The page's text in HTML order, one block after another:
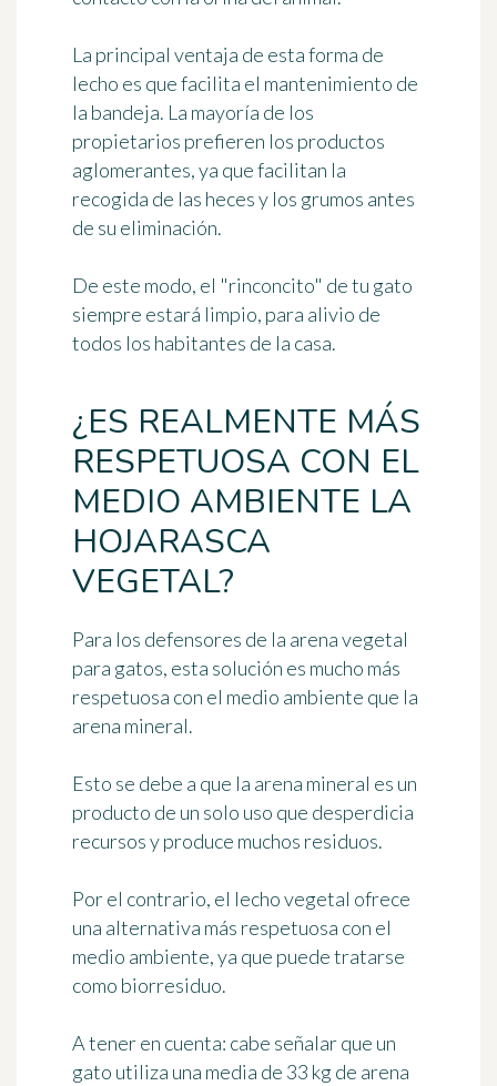
La principal ventaja de esta forma de
lecho es quefacilita el mantenimiento de
la bandeja. La mayoría de los
propietarios prefieren los productos
aglomerantes, ya que facilitan la
recogida de las heces y los grumos antes
de su eliminación.
De este modo, el "rinconcito" de tu gato
siempre estará limpio, para alivio de
todos los habitantes de la casa.
¿ES REALMENTE MÁS
RESPETUOSA CON EL
MEDIO AMBIENTE LA
HOJARASCA
VEGETAL?
Para los defensores de la arena vegetal
para gatos, esta solución es mucho más
respetuosa con el medio ambiente que la
arena mineral.
Esto se debe a que la arena mineral es un
producto de un solo uso que desperdicia
recursos y produce muchos residuos.
Por el contrario, el lecho vegetal ofrece
una alternativa más respetuosa con el
medio ambiente, ya que puede tratarse
como biorresiduo.
A tener en cuenta: cabe señalar que un
gato utiliza una media de 33 kg de arena